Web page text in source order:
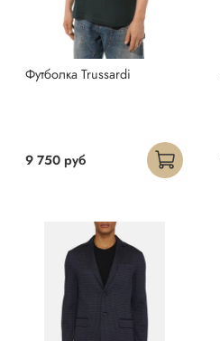
Футболка Trussardi
9 750 руб